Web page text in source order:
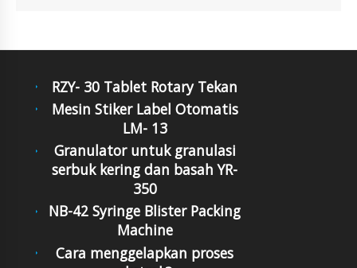
RZY- 30 Tablet Rotary Tekan
Mesin Stiker Label Otomatis
LM- 13
Granulator untuk granulasi
serbuk kering dan basah YR-
350
NB-42 Syringe Blister Packing
Machine
Cara menggelapkan proses